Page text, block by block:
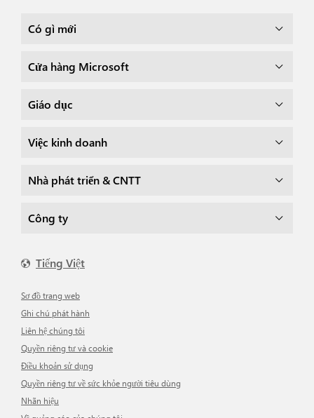
Có gì mới
Cửa hàng Microsoft
Giáo dục
Việc kinh doanh
Nhà phát triển & CNTT
Công ty
Tiếng Việt
Sơ đồ trang web
Ghi chú phát hành
Liên hệ chúng tôi
Quyền riêng tư và cookie
Điều khoản sử dụng
Quyền riêng tư về sức khỏe người tiêu dùng
Nhãn hiệu